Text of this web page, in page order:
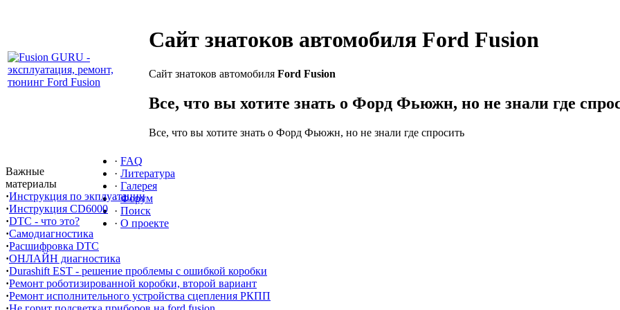
Сайт знатоков автомобиля Ford Fusion
Сайт знатоков автомобиля Ford Fusion
Все, что вы хотите знать о Форд Фьюжн, но не знали где
Все, что вы хотите знать о Форд Фьюжн, но не знали где спросить
· FAQ
· Литература
· Галерея
· Форум
· Поиск
· О проекте
Важные
материалы
·Инструкция по экплуатации
·Инструкция CD6000
·DTC - что это?
·Самодиагностика
·Расшифровка DTC
·ОНЛАЙН диагностика
·Durashift EST - решение проблемы с ошибкой коробки
·Ремонт роботизированной коробки, второй вариант
·Ремонт исполнительного устройства сцепления РКПП